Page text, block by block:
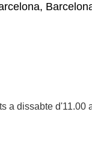
a dissabte d'11.00